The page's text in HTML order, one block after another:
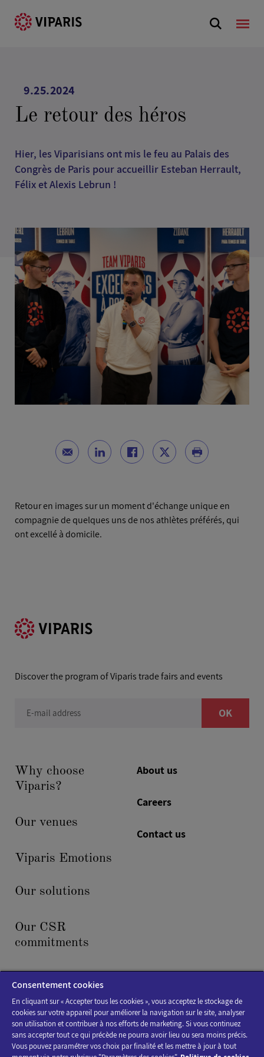
9.25.2024
Le retour des héros
Hier, les Viparisians ont mis le feu au Palais des
Congrès de Paris pour accueillir Esteban Herrault,
Félix et Alexis Lebrun !
Retour en images sur un moment d'échange unique en
compagnie de quelques uns de nos athlètes préférés, qui
ont excellé à domicile.
Discover the program of Viparis trade fairs and events
E-mail address OK
Why choose
Viparis?
Our venues
Viparis Emotions
Our solutions
Our CSR
commitments
News & events
About us
Careers
Contact us
Consentement cookies
En cliquant sur « Accepter tous les cookies », vous acceptez le stockage de
cookies sur votre appareil pour améliorer la navigation sur le site, analyser
son utilisation et contribuer à nos efforts de marketing. Si vous continuez
sans accepter tout ce qui précède ne pourra avoir lieu ou sera moins précis.
Vous pouvez paramétrer vos choix par finalité et les mettre à jour à tout